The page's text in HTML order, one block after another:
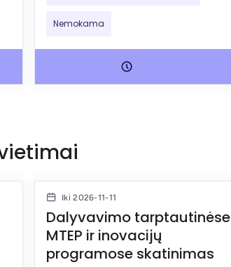
Nemokama
Iki 2026-11-11
Dalyvavimo tarptautinėse
MTEP ir inovacijų
programose skatinimas